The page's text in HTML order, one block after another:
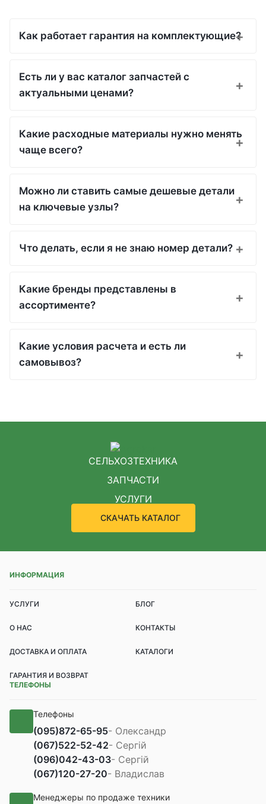
Как работает гарантия на комплектующие?
Есть ли у вас каталог запчастей с
актуальными ценами?
Какие расходные материалы нужно менять
чаще всего?
Можно ли ставить самые дешевые детали
на ключевые узлы?
Что делать, если я не знаю номер детали?
Какие бренды представлены в
ассортименте?
Какие условия расчета и есть ли
самовывоз?
СЕЛЬХОЗТЕХНИКА
ЗАПЧАСТИ
УСЛУГИ
СКАЧАТЬ КАТАЛОГ
ИНФОРМАЦИЯ
УСЛУГИ БЛОГ
О НАС КОНТАКТЫ
ДОСТАВКА И ОПЛАТА КАТАЛОГИ
ГАРАНТИЯ И ВОЗВРАТ
ТЕЛЕФОНЫ
Телефоны
(095)872-65-95- Олександр
(067)522-52-42- Сергій
(096)042-43-03- Сергій
(067)120-27-20- Владислав
Менеджеры по продаже техники